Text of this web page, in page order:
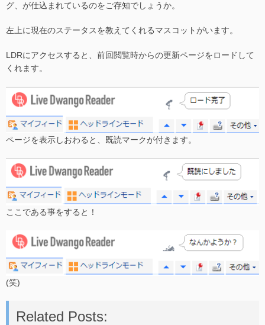
グ、が仕込まれているのをご存知でしょうか。
左上に現在のステータスを教えてくれるマスコットがいます。
LDRにアクセスすると、前回閲覧時からの更新ページをロードして
くれます。
ページを表示しおわると、既読マークが付きます。
ここである事をすると！
(笑)
Related Posts: